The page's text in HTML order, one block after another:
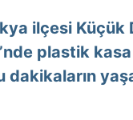
ilçesi
plastik